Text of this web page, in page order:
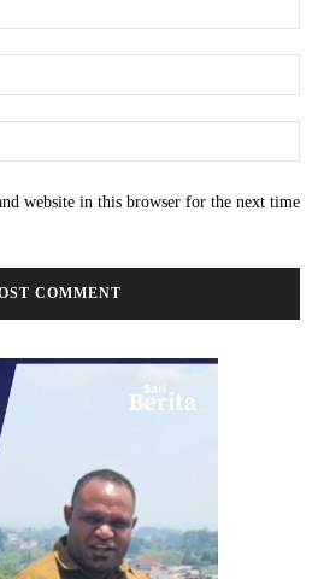
website in this browser for the next time